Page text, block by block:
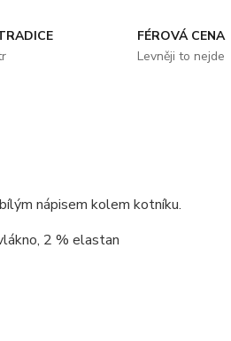
FÉROVÁ CENA
Levněji to nejde
nápisem kolem kotníku.
2 % elastan